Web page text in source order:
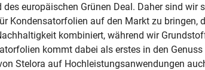
europäischen Grünen Deal. Daher sind wir
Kondensatorfolien auf den Markt zu bringen,
kombiniert, während wir
kommt dabei als erstes in den
Stelora auf Hochleistungsanwendungen